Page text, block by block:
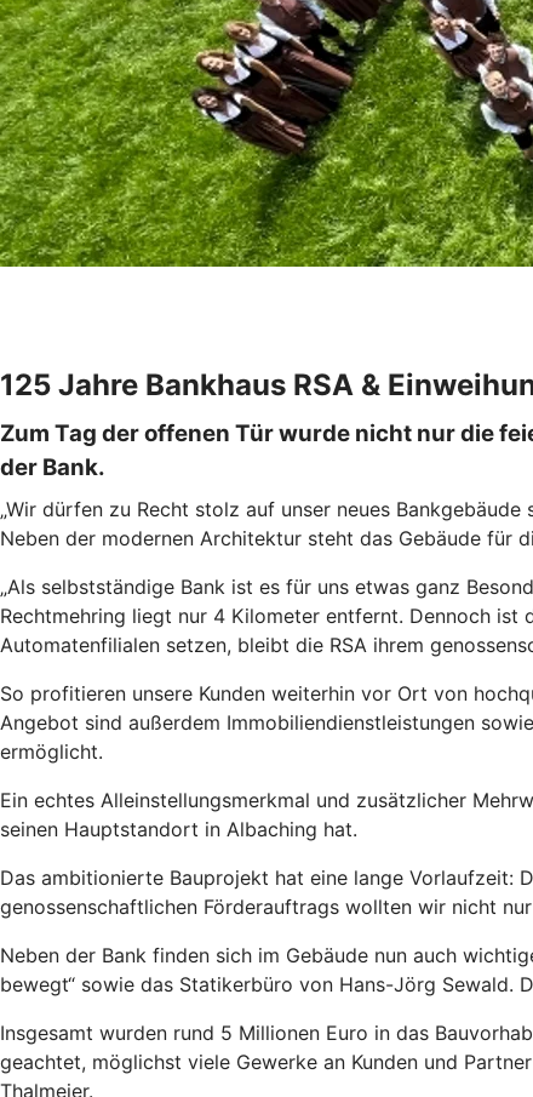
125 Jahre Bankhaus RSA &
Zum Tag der offenen Tür wurde nicht nur die
der Bank.
„Wir dürfen zu Recht stolz auf unser neues
Neben der modernen Architektur steht das Gebäude für
„Als selbstständige Bank ist es für uns etwas ganz
Rechtmehring liegt nur 4 Kilometer entfernt. Dennoch ist
Automatenfilialen setzen, bleibt die RSA ihrem
So profitieren unsere Kunden weiterhin vor Ort von
Angebot sind außerdem Immobiliendienstleistungen
ermöglicht.
Ein echtes Alleinstellungsmerkmal und zusätzlicher
seinen Hauptstandort in Albaching hat.
Das ambitionierte Bauprojekt hat eine lange Vorlaufzeit:
genossenschaftlichen Förderauftrags wollten wir nicht
Neben der Bank finden sich im Gebäude nun auch
bewegt“ sowie das Statikerbüro von Hans-Jörg
Insgesamt wurden rund 5 Millionen Euro in das
geachtet, möglichst viele Gewerke an Kunden und
Thalmeier.